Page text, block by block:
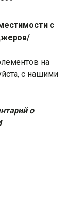
с
на
с нашими
о